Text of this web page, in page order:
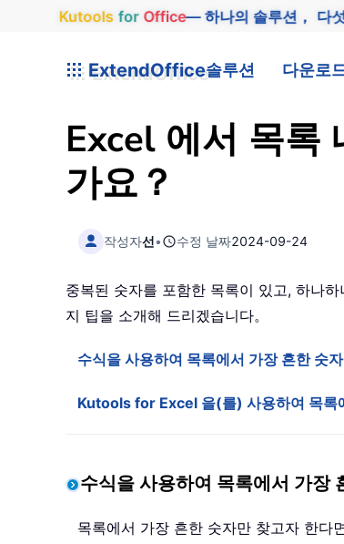
Kutools for Office— 하나의 솔루션， 다
ExtendOffice솔루션 다운로
Excel 에서 목록
가요？
작성자선• 수정 날짜2024-09-24
중복된 숫자를 포함한 목록이 있고, 하나
지 팁을 소개해 드리겠습니다。
수식을 사용하여 목록에서 가장 흔한 숫
Kutools for Excel 을(를) 사용하여 목록
수식을 사용하여 목록에서 가장
목록에서 가장 흔한 숫자만 찾고자 한다